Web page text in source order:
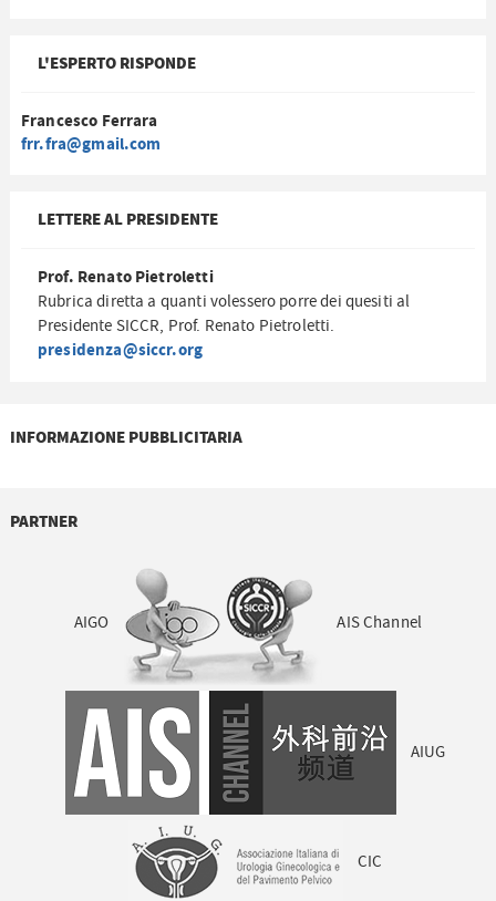
L'ESPERTO RISPONDE
Francesco Ferrara
frr.fra@gmail.com
LETTERE AL PRESIDENTE
Prof. Renato Pietroletti
Rubrica diretta a quanti volessero porre dei quesiti al
Presidente SICCR, Prof. Renato Pietroletti.
presidenza@siccr.org
INFORMAZIONE PUBBLICITARIA
PARTNER
AIGO AIS Channel
AIUG
CIC